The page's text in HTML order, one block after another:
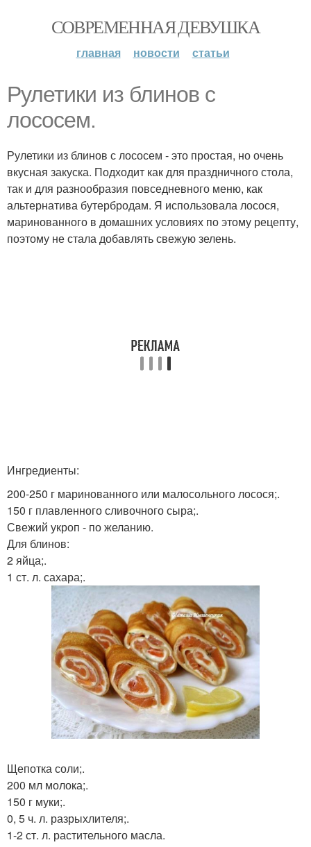
СОВРЕМЕННАЯ ДЕВУШКА
главная новости статьи
Рулетики из блинов с
лососем.
Рулетики из блинов с лососем - это простая, но очень
вкусная закуска. Подходит как для праздничного стола,
так и для разнообразия повседневного меню, как
альтернатива бутербродам. Я использовала лосося,
маринованного в домашних условиях по этому рецепту,
поэтому не стала добавлять свежую зелень.
Ингредиенты:
200-250 г маринованного или малосольного лосося;.
150 г плавленного сливочного сыра;.
Свежий укроп - по желанию.
Для блинов:
2 яйца;.
1 ст. л. сахара;.
Щепотка соли;.
200 мл молока;.
150 г муки;.
0, 5 ч. л. разрыхлителя;.
1-2 ст. л. растительного масла.